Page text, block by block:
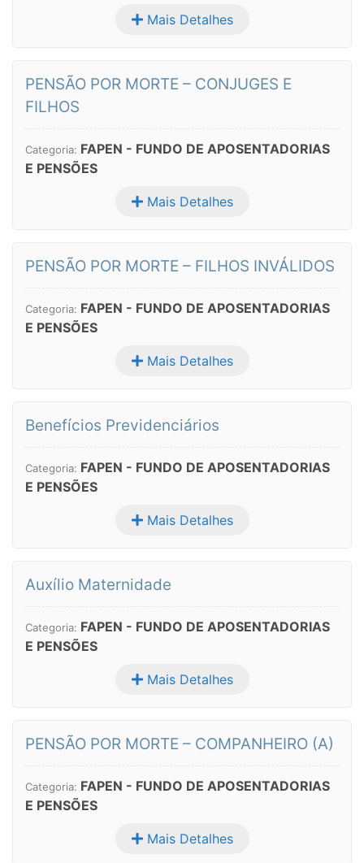
Mais Detalhes
PENSÃO POR MORTE – CONJUGES E
FILHOS
Categoria: FAPEN - FUNDO DE APOSENTADORIAS
E PENSÕES
Mais Detalhes
PENSÃO POR MORTE – FILHOS INVÁLIDOS
Categoria: FAPEN - FUNDO DE APOSENTADORIAS
E PENSÕES
Mais Detalhes
Benefícios Previdenciários
Categoria: FAPEN - FUNDO DE APOSENTADORIAS
E PENSÕES
Mais Detalhes
Auxílio Maternidade
Categoria: FAPEN - FUNDO DE APOSENTADORIAS
E PENSÕES
Mais Detalhes
PENSÃO POR MORTE – COMPANHEIRO (A)
Categoria: FAPEN - FUNDO DE APOSENTADORIAS
E PENSÕES
Mais Detalhes